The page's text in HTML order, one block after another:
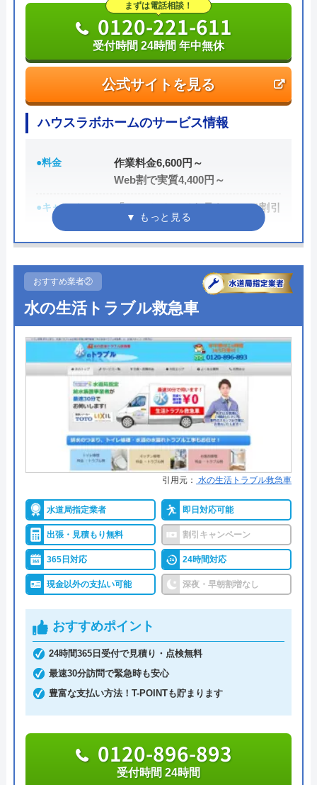
公式サイトを見る
まずは電話相談！
0120-221-611
受付時間 24時間 年中無休
ハウスラボホームのサービス情報
●料金
作業料金6,600円～
Web割で実質4,400円～
●キャンペーン
「ホームページを見た！」で割引
2,000円
●受付時間
●定休日 年中無休
●出張見積もり 出張・見積もり無料
●支払い方法
現金、クレジットカード、コンビ
ニ後払い、QRコード決済
●累計実績
提携先は大手企業との法人契約多
数
●保証・保険
商品保証最長10年・施工保証最長5
年
詳細は公式HPでご確認ください
ハウスラボホームがおすすめの理由
ハウスラボホームは全国各地に拠点を構えている水
道修理業者です。トイレ、キッチン、浴室などの水
6,600円からとお手頃価格で提供をしています。
万が一、水まわりに問題が発生した場合は、最短20
分でお客様の元にスタッフが駆けつけます。出張見
自社研修を実施しているため、技術には問題ないよ
おすすめ業者②
水の生活トラブル救急車
引用元： 水の生活トラブル救急車
水道局指定業者 即日対応可能
出張・見積もり無料 割引キャンペーン
365日対応 24時間対応
現金以外の支払い可能 深夜・早朝割増なし
おすすめポイント
24時間365日受付で見積り・点検無料
最速30分訪問で緊急時も安心
豊富な支払い方法！T-POINTも貯まります
0120-896-893
受付時間 24時間